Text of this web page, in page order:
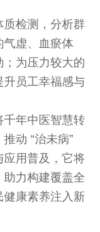
质检测，分析群
虚、血瘀体
；为压力较大的
升员工幸福感与
千年中医智慧转
动 “治未病”
应用普及，它将
助力构建覆盖全
健康素养注入新